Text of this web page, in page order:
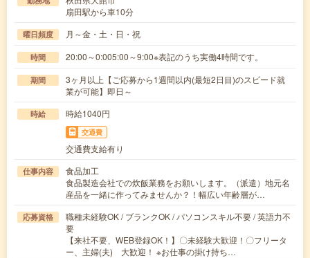
扇田駅から車10分
曜日頻度 月～金・土・日・祝
時間 20:00～0:005:00～9:00※表記のうち実働4時間です。
期間
3ヶ月以上【ご応募から1週間以内(最短2日目)のスピード就
業が可能】即日～
時給 時給1040円
交通費
交通費支給有り
仕事内容
食品加工
食品製造会社での炊飯業務をお願いします。（派遣）地元名
産品を一緒に作ってみませんか？！幅広い年齢層が…
応募資格
職種未経験OK / ブランクOK / パソコンスキル不要 / 英語力不
要
【来社不要、WEB登録OK！】〇未経験大歓迎！〇フリータ
ー、主婦(夫) 大歓迎！ ※お仕事の掛け持ち…